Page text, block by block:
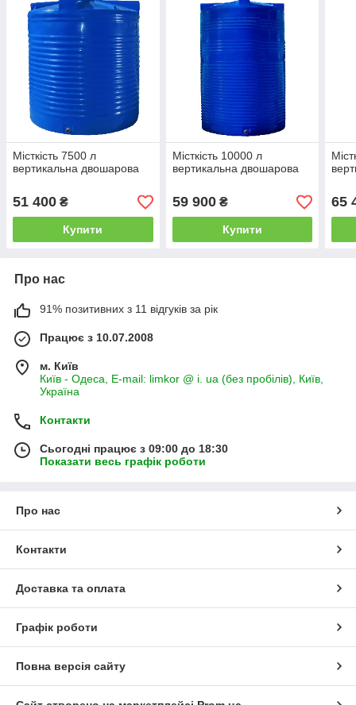
Місткість 7500 л
вертикальна двошарова
51 400 ₴
Купити
Місткість 10000 л
вертикальна двошарова
59 900₴
Купити
65
Про нас
91% позитивних з 11 відгуків за рік
Працює з 10.07.2008
м. Київ
Київ - Одеса, E-mail: limkor @ i. ua (без пробілів), Київ,
Україна
Контакти
Сьогодні працює з 09:00 до 18:30
Показати весь графік роботи
Про нас
Контакти
Доставка та оплата
Графік роботи
Повна версія сайту